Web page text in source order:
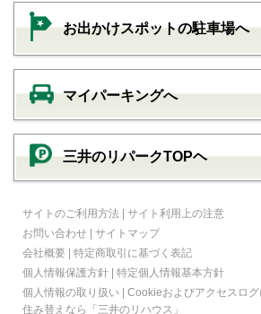
お出かけスポットの駐車場へ
マイパーキングへ
三井のリパークTOPヘ
サイトのご利用方法 | サイト利用上の注意
お問い合わせ | サイトマップ
会社概要 | 特定商取引に基づく表記
個人情報保護方針 | 特定個人情報基本方針
個人情報の取り扱い | Cookieおよびアクセスログ
住み替えなら
「三井のリハウス」